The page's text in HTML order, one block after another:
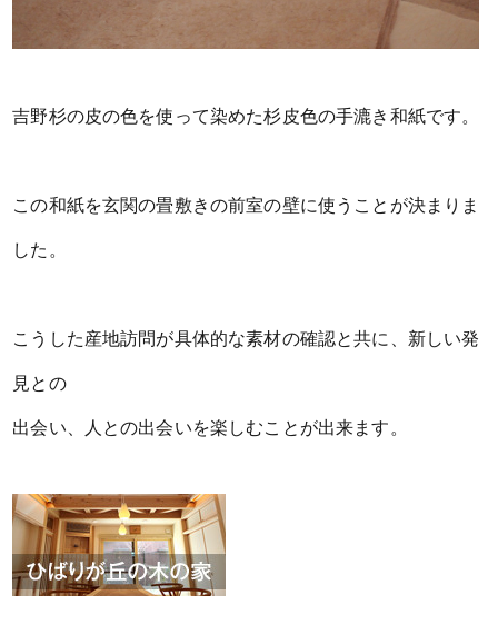
吉野杉の皮の色を使って染めた杉皮色の手漉き和紙です。
この和紙を玄関の畳敷きの前室の壁に使うことが決まりま
した。
こうした産地訪問が具体的な素材の確認と共に、新しい発
見との
出会い、人との出会いを楽しむことが出来ます。